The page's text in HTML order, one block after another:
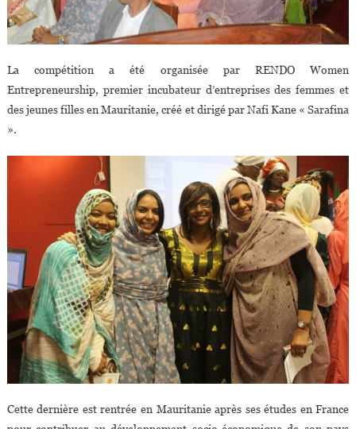
La compétition a été organisée par RENDO Women
Entrepreneurship, premier incubateur d’entreprises des femmes et
des jeunes filles en Mauritanie, créé et dirigé par Nafi Kane « Sarafina
».
Cette dernière est rentrée en Mauritanie après ses études en France